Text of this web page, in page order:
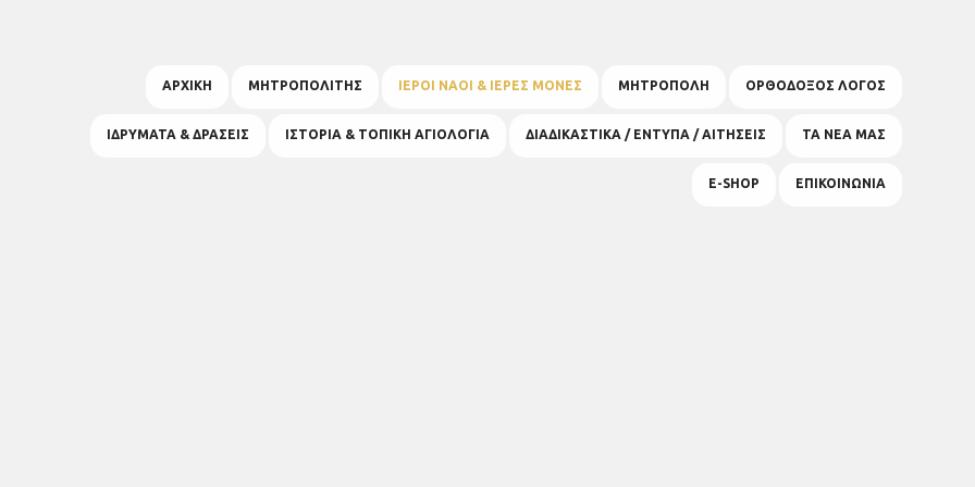
ΑΡΧΙΚΗ ΜΗΤΡΟΠΟΛΙΤΗΣ ΙΕΡΟΙ ΝΑΟΙ & ΙΕΡΕΣ ΜΟΝΕΣ ΜΗΤΡΟΠΟΛΗ ΟΡΘΟΔΟΞΟΣ ΛΟΓΟΣ
ΙΔΡΥΜΑΤΑ & ΔΡΑΣΕΙΣ ΙΣΤΟΡΙΑ & ΤΟΠΙΚΗ ΑΓΙΟΛΟΓΙΑ ΔΙΑΔΙΚΑΣΤΙΚΑ / ΕΝΤΥΠΑ / ΑΙΤΗΣΕΙΣ ΤΑ ΝΕΑ ΜΑΣ
E-SHOP ΕΠΙΚΟΙΝΩΝΙΑ